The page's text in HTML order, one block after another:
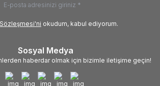
okudum, kabul ediyorum.
Sosyal Medya
haberdar olmak için bizimle iletişime geçin!